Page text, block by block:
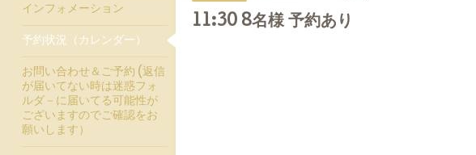
11:30 8名様 予約あり
インフォメーション
予約状況（カレンダー）
お問い合わせ＆ご予約 (返信
が届いてない時は迷惑フォ
ルダ－に届いてる可能性が
ございますのでご確認をお
願いします）